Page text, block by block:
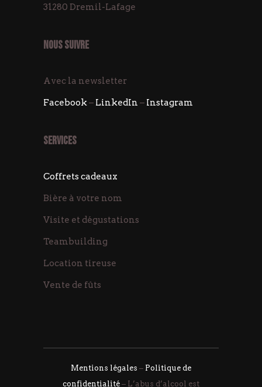
31280 Dremil-Lafage
NOUS SUIVRE
Avec la newsletter
Facebook– LinkedIn – Instagram
SERVICES
Coffrets cadeaux
Bière à votre nom
Visite et dégustations
Teambuilding
Location tireuse
Vente de fûts
Mentions légales – Politique de
confidentialité – L’abus d’alcool est